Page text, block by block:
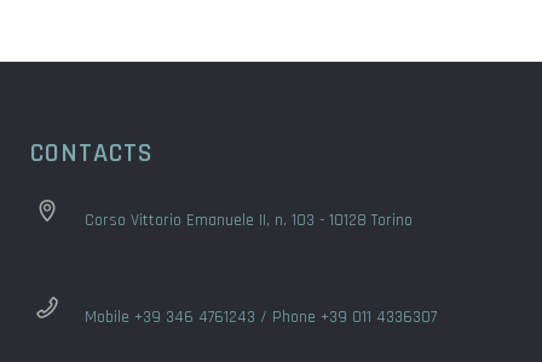
CONTACTS
Corso Vittorio Emanuele II, n. 103 - 10128 Torino
Mobile +39 346 4761243 / Phone +39 011 4336307